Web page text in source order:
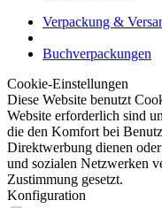
Verpackung &
Buchverpackungen
Cookie-Einstellungen
Diese Website benutzt
Website erforderlich sind
die den Komfort bei
Direktwerbung dienen
und sozialen Netzwerken
Zustimmung gesetzt.
Konfiguration